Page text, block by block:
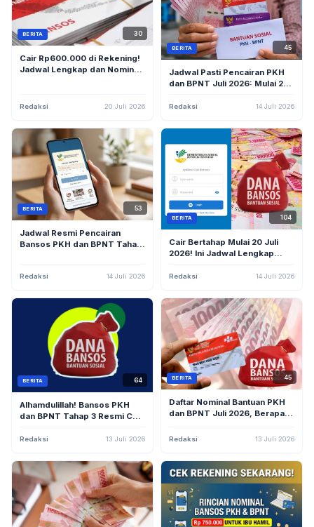
BERITA 30
Cair Rp600.000 di Rekening!
Jadwal Lengkap dan Nominal
Redaksi 20 Juli 2026
BERITA 45
Jadwal Pasti Pencairan PKH
dan BPNT Juli 2026: Mulai 20
cekbansos.kemensos.go.id
Redaksi 14 Juli 2026
BERITA 53
Jadwal Resmi Pencairan
Bansos PKH dan BPNT Tahap
Redaksi 14 Juli 2026
BERITA 104
Cair Bertahap Mulai 20 Juli
2026! Ini Jadwal Lengkap
BPNT Triwulan 3
Redaksi 14 Juli 2026
BERITA 64
Alhamdulillah! Bansos PKH
dan BPNT Tahap 3 Resmi Cair,
cekbansos.kemensos.go.id
Redaksi 13 Juli 2026
BERITA 45
Daftar Nominal Bantuan PKH
dan BPNT Juli 2026, Berapa
Redaksi 13 Juli 2026